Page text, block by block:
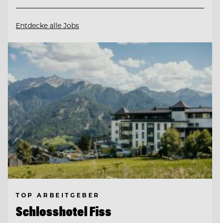
Entdecke alle Jobs
TOP ARBEITGEBER
Schlosshotel Fiss